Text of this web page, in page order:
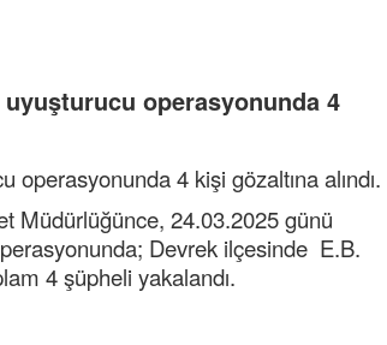
operasyonunda 4
4 kişi gözaltına alındı.
Müdürlüğünce, 24.03.2025 günü
Devrek ilçesinde E.B.
4 şüpheli yakalandı.